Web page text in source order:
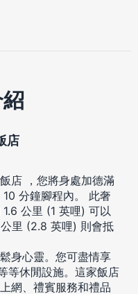
店
店 ，您將身處加德滿
分鐘腳程內。 此奢
公里 (1 英哩) 可以
里 (2.8 英哩) 則會抵
身心靈。您可盡情享
等休閒設施。這家飯店
網、禮賓服務和禮品